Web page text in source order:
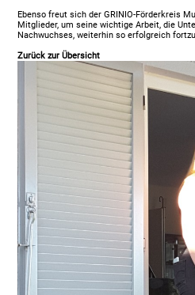
Ebenso freut sich der GRINIO-Förderkreis
Mitglieder, um seine wichtige Arbeit, die
Nachwuchses, weiterhin so erfolgreich
Zurück zur Übersicht